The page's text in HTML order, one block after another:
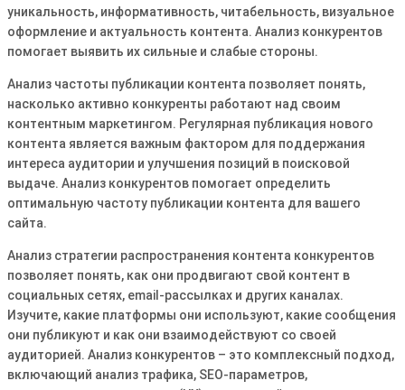
уникальность, информативность, читабельность, визуальное
оформление и актуальность контента. Анализ конкурентов
помогает выявить их сильные и слабые стороны.
Анализ частоты публикации контента позволяет понять,
насколько активно конкуренты работают над своим
контентным маркетингом. Регулярная публикация нового
контента является важным фактором для поддержания
интереса аудитории и улучшения позиций в поисковой
выдаче. Анализ конкурентов помогает определить
оптимальную частоту публикации контента для вашего
сайта.
Анализ стратегии распространения контента конкурентов
позволяет понять, как они продвигают свой контент в
социальных сетях, email-рассылках и других каналах.
Изучите, какие платформы они используют, какие сообщения
они публикуют и как они взаимодействуют со своей
аудиторией. Анализ конкурентов – это комплексный подход,
включающий анализ трафика, SEO-параметров,